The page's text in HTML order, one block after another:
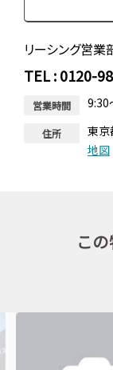
リーシング営業
TEL : 0120-
営業時間 9:30
住所
東
地図
こ